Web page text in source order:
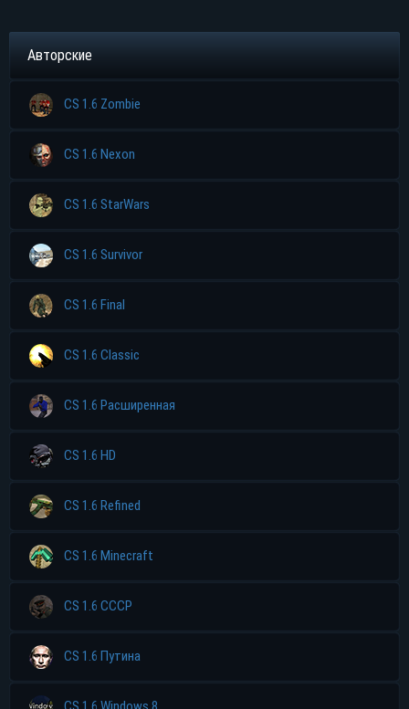
Авторские
CS 1.6 Zombie
CS 1.6 Nexon
CS 1.6 StarWars
CS 1.6 Survivor
CS 1.6 Final
CS 1.6 Classic
CS 1.6 Расширенная
CS 1.6 HD
CS 1.6 Refined
CS 1.6 Minecraft
CS 1.6 CCCP
CS 1.6 Путина